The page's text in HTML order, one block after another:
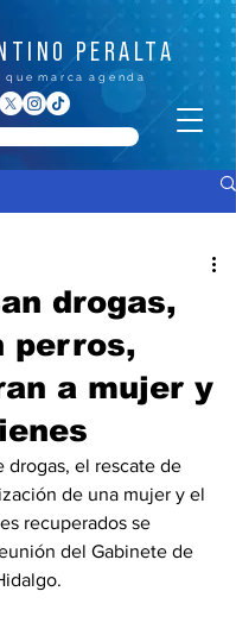
PERALTA
q u e m a r c a a g e n d a
drogas,
perros,
a mujer y
drogas, el rescate de
de una mujer y el
recuperados se
del Gabinete de